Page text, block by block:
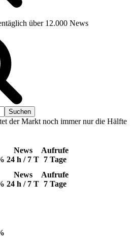
über 12.000 News
der Markt noch immer nur die Hälfte
News
24 h / 7 T
Aufrufe
7 Tage
News
24 h / 7 T
Aufrufe
7 Tage